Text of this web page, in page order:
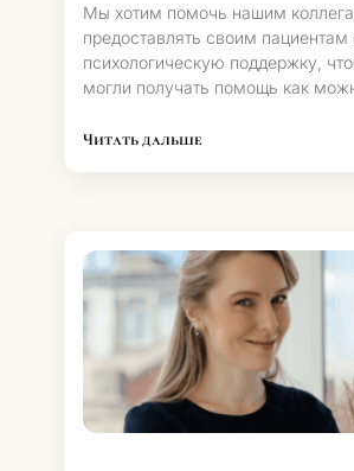
Мы хотим помочь нашим
предоставлять своим
психологическую поддержку,
могли получать помощь как
Читать дальше